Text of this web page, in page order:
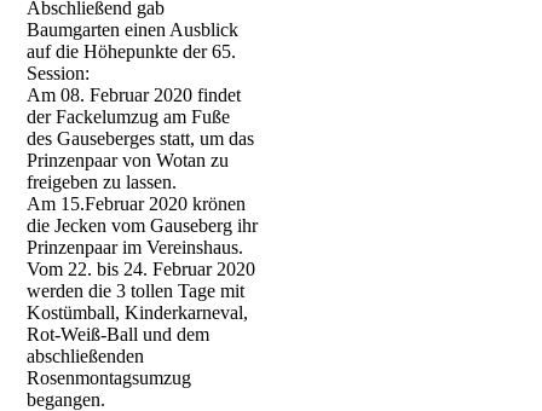
Abschließend gab
Baumgarten einen Ausblick
auf die Höhepunkte der 65.
Session:
Am 08. Februar 2020 findet
der Fackelumzug am Fuße
des Gauseberges statt, um das
Prinzenpaar von Wotan zu
freigeben zu lassen.
Am 15.Februar 2020 krönen
die Jecken vom Gauseberg ihr
Prinzenpaar im Vereinshaus.
Vom 22. bis 24. Februar 2020
werden die 3 tollen Tage mit
Kostümball, Kinderkarneval,
Rot-Weiß-Ball und dem
abschließenden
Rosenmontagsumzug
begangen.